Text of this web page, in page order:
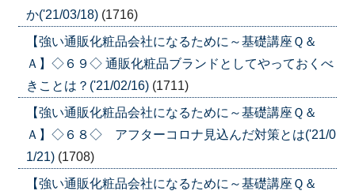
か('21/03/18) (1716)
【強い通販化粧品会社になるために～基礎講座Ｑ＆
Ａ】◇６９◇ 通販化粧品ブランドとしてやっておくべ
きことは？('21/02/16) (1711)
【強い通販化粧品会社になるために～基礎講座Ｑ＆
Ａ】◇６８◇ アフターコロナ見込んだ対策とは('21/0
1/21) (1708)
【強い通販化粧品会社になるために～基礎講座Ｑ＆